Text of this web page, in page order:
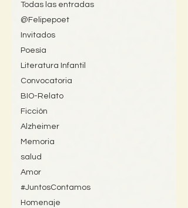
Todas las entradas
@Felipepoet
Invitados
Poesía
Literatura Infantil
Convocatoria
BIO-Relato
Ficción
Alzheimer
Memoria
salud
Amor
#JuntosContamos
Homenaje